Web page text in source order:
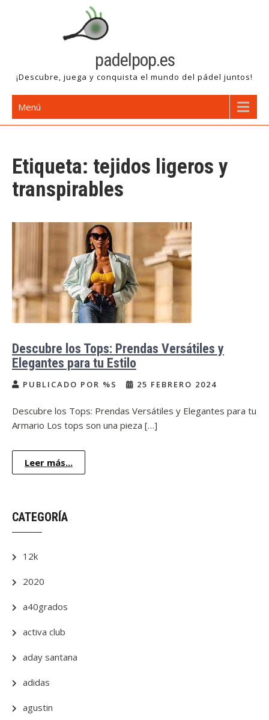
padelpop.es
¡Descubre, juega y conquista el mundo del pádel juntos!
Menú
Etiqueta: tejidos ligeros y
transpirables
Descubre los Tops: Prendas Versátiles y
Elegantes para tu Estilo
PUBLICADO POR %S 25 FEBRERO 2024
Descubre los Tops: Prendas Versátiles y Elegantes para tu
Armario Los tops son una pieza […]
Leer más...
CATEGORÍA
12k
2020
a40grados
activa club
aday santana
adidas
agustin